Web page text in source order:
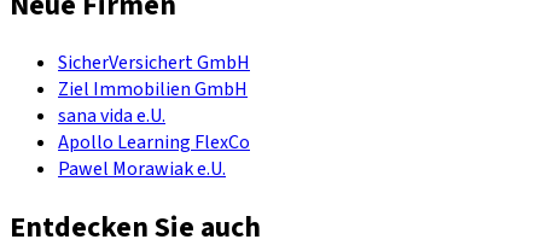
SicherVersichert GmbH
Ziel Immobilien GmbH
sana vida e.U.
Apollo Learning FlexCo
Pawel Morawiak e.U.
Entdecken Sie auch